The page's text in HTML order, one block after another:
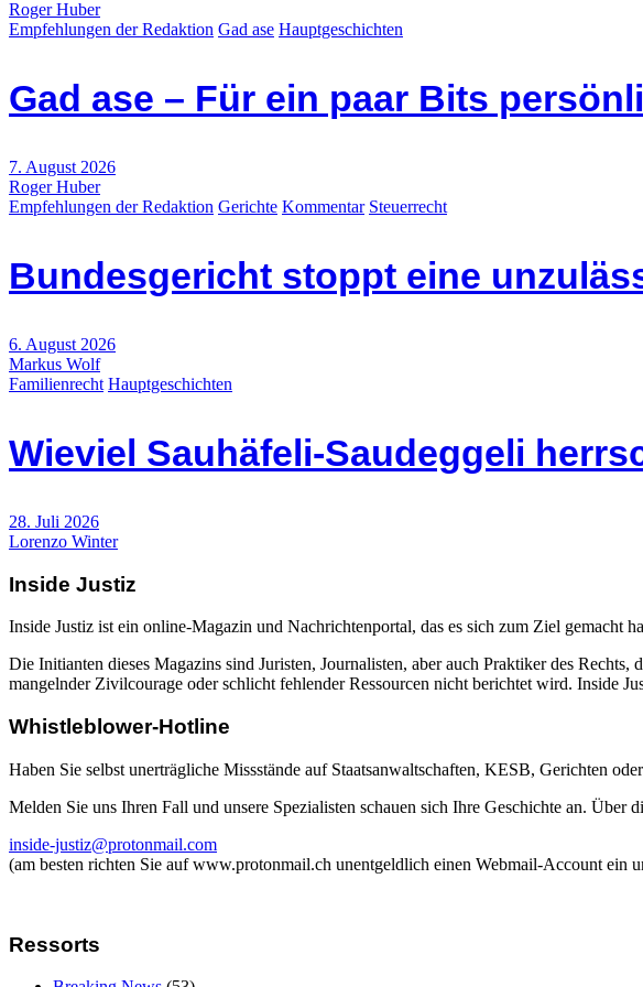
Roger Huber
Empfehlungen der Redaktion Gad ase Hauptgeschichten
Gad ase – Für ein paar Bits
7. August 2026
Roger Huber
Empfehlungen der Redaktion Gerichte Kommentar Steuerrecht
Bundesgericht stoppt eine
6. August 2026
Markus Wolf
Familienrecht Hauptgeschichten
Wieviel Sauhäfeli-Saudeggeli
28. Juli 2026
Lorenzo Winter
Inside Justiz
Inside Justiz ist ein online-Magazin und Nachrichtenportal, das es sich zum Ziel gemacht
Die Initianten dieses Magazins sind Juristen, Journalisten, aber auch Praktiker des
mangelnder Zivilcourage oder schlicht fehlender Ressourcen nicht berichtet wird. Inside
Whistleblower-Hotline
Haben Sie selbst unerträgliche Missstände auf Staatsanwaltschaften, KESB, Gerichten
Melden Sie uns Ihren Fall und unsere Spezialisten schauen sich Ihre Geschichte an.
inside-justiz@protonmail.com
(am besten richten Sie auf www.protonmail.ch unentgeldlich einen Webmail-Account ein
Ressorts